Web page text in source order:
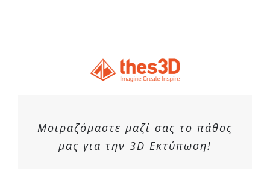
Μοιραζόμαστε μαζί σας το πάθος
μας για την 3D Εκτύπωση!